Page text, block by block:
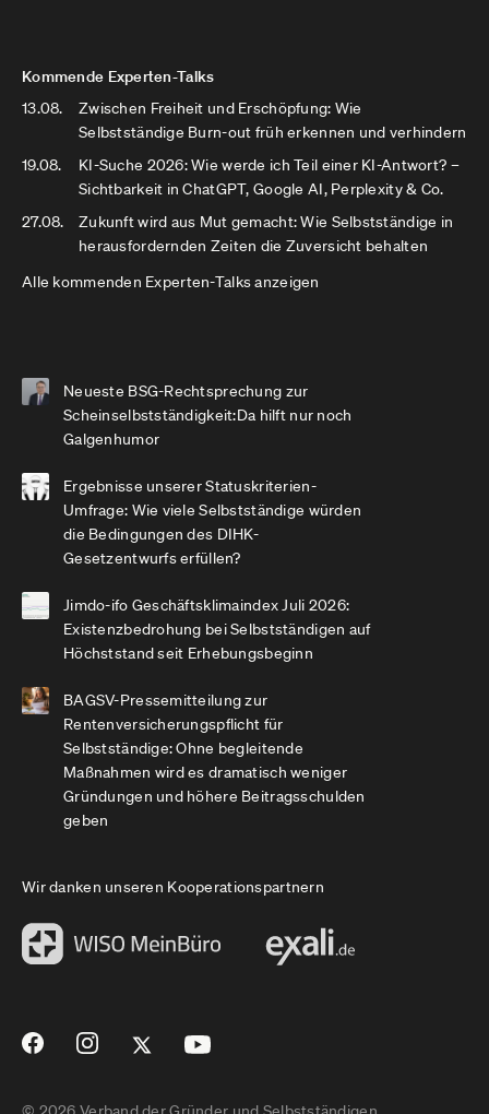
Kommende Experten-Talks
13.08.
Zwischen Freiheit und Erschöpfung: Wie
Selbstständige Burn-out früh erkennen und verhindern
19.08.
KI-Suche 2026: Wie werde ich Teil einer KI-Antwort? –
Sichtbarkeit in ChatGPT, Google AI, Perplexity & Co.
27.08.
Zukunft wird aus Mut gemacht: Wie Selbstständige in
herausfordernden Zeiten die Zuversicht behalten
Alle kommenden Experten-Talks anzeigen
Neueste BSG-Rechtsprechung zur
Scheinselbstständigkeit:Da hilft nur noch
Galgenhumor
Ergebnisse unserer Statuskriterien-
Umfrage: Wie viele Selbstständige würden
die Bedingungen des DIHK-
Gesetzentwurfs erfüllen?
Jimdo-ifo Geschäftsklimaindex Juli 2026:
Existenzbedrohung bei Selbstständigen auf
Höchststand seit Erhebungsbeginn
BAGSV-Pressemitteilung zur
Rentenversicherungspflicht für
Selbstständige: Ohne begleitende
Maßnahmen wird es dramatisch weniger
Gründungen und höhere Beitragsschulden
geben
Wir danken unseren Kooperationspartnern